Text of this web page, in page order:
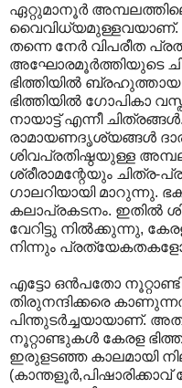
ഏറ്റുമാനൂര്‍ അമ്പലത്തിലെ
വൈവിധ്യമുള്ളവയാണ്.
തന്നെ നേര്‍ വിപരീത
അഘോരമൂര്‍ത്തിയുടെ
ഭിത്തിയില്‍
ഭിത്തിയില്‍ ഗോപികാ
നായാട്ട് എന്നീ
രാമായണദൃശ്യങ്ങള്‍
ശിവപ്രതിഷ്ഠയുള്ള
ശ്രീരാമന്റേയും
ഗാലറിയായി മാറുന്നു.
കലാപ്രകടനം. ഇതില്‍
വേറിട്ടു നില്‍ക്കുന്നു,
നിന്നും
എട്ടോ ഒന്‍പതോ
തിരുനന്ദിക്കരെ
പിന്തുടര്‍ച്ചയായാണ്.
നൂറ്റാണ്ടുകള്‍ കേരള
ഇരുളടഞ്ഞ കാലമായി